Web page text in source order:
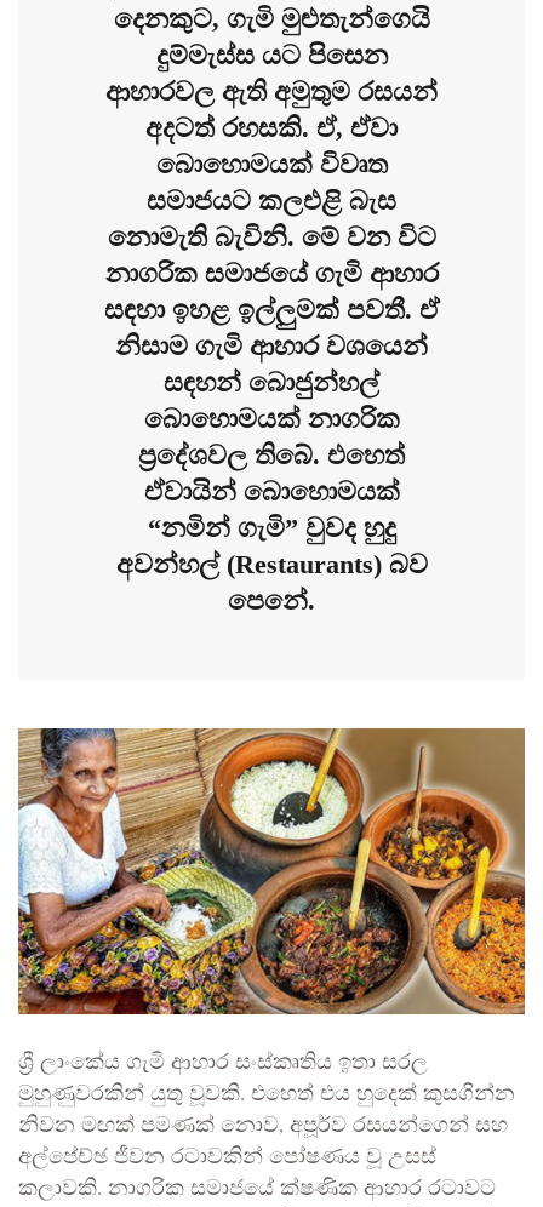
දෙනකුට, ගැමි මුළුතැන්ගෙයි
දුම්මැස්ස යට පිසෙන
ආහාරවල ඇති අමුතුම රසයන්
අදටත් රහසකි. ඒ, ඒවා
බොහොමයක් විවෘත
සමාජයට කලඑළි බැස
නොමැති බැවිනි. මේ වන විට
නාගරික සමාජයේ ගැමි ආහාර
සඳහා ඉහළ ඉල්ලුමක් පවතී. ඒ
නිසාම ගැමි ආහාර වශයෙන්
සඳහන් බොජුන්හල්
බොහොමයක් නාගරික
ප්‍රදේශවල තිබේ. එහෙත්
ඒවායින් බොහොමයක්
“නමින් ගැමි” වුවද හුදු
අවන්හල් (Restaurants) බව
පෙනේ.
ශ්‍රී ලාංකේය ගැමි ආහාර සංස්කෘතිය ඉතා සරල
මුහුණුවරකින් යුතු වූවකි. එහෙත් එය හුදෙක් කුසගින්න
නිවන මඟක් පමණක් නොව, අපූර්ව රසයන්ගෙන් සහ
අල්පේච්ඡ ජීවන රටාවකින් පෝෂණය වූ උසස්
කලාවකි. නාගරික සමාජයේ ක්ෂණික ආහාර රටාවට